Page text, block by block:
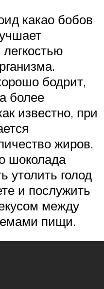
какао бобов
бодрит,
более
известно, при
жиров.
шоколада
утолить голод
и послужить
между
пищи.